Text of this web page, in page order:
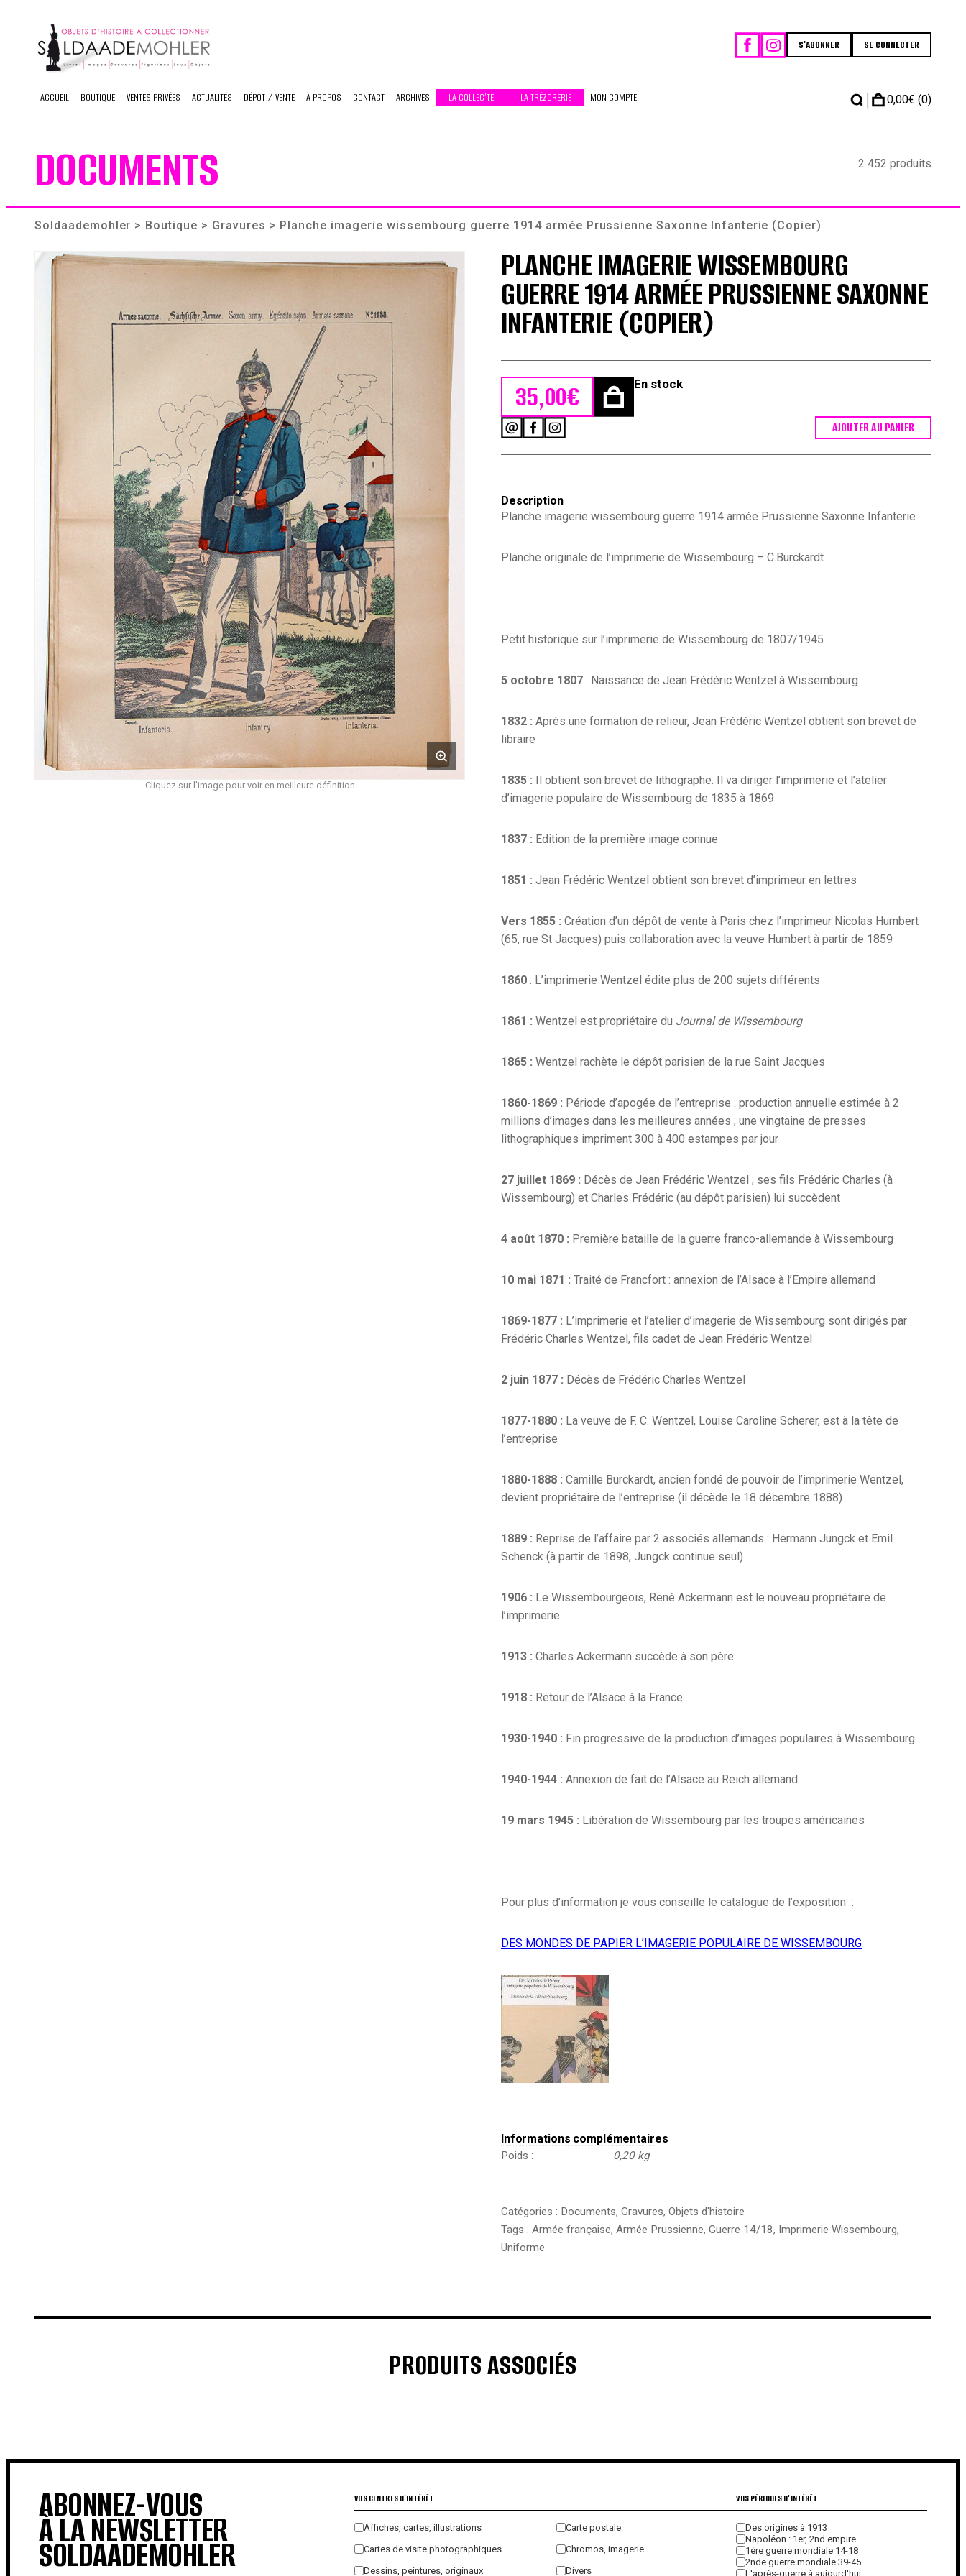
content
S'ABONNER SE CONNECTER
ACCUEIL BOUTIQUE VENTES PRIVÉES ACTUALITÉS DÉPÔT / VENTE À PROPOS CONTACT ARCHIVES LA COLLEC’TE LA TRÉZORERIE MON COMPTE | 0,00€ (0)
DOCUMENTS 2 452 produits
Soldaademohler > Boutique > Gravures > Planche imagerie wissembourg guerre 1914 armée Prussienne Saxonne Infanterie (Copier)
Cliquez sur l'image pour voir en meilleure définition
PLANCHE IMAGERIE WISSEMBOURG
GUERRE 1914 ARMÉE PRUSSIENNE SAXONNE
INFANTERIE (COPIER)
35,00€ En stock
1914
Saxonne
AJOUTER AU PANIER
Description
Planche imagerie wissembourg guerre 1914 armée Prussienne Saxonne Infanterie
Planche originale de l’imprimerie de Wissembourg – C.Burckardt
Petit historique sur l’imprimerie de Wissembourg de 1807/1945
5 octobre 1807: Naissance de Jean Frédéric Wentzel à Wissembourg
1832 : Après une formation de relieur, Jean Frédéric Wentzel obtient son brevet de
libraire
1835 : Il obtient son brevet de lithographe. Il va diriger l’imprimerie et l’atelier
d’imagerie populaire de Wissembourg de 1835 à 1869
1837 : Edition de la première image connue
1851 : Jean Frédéric Wentzel obtient son brevet d’imprimeur en lettres
Vers 1855 : Création d’un dépôt de vente à Paris chez l’imprimeur Nicolas Humbert
(65, rue St Jacques) puis collaboration avec la veuve Humbert à partir de 1859
1860: L’imprimerie Wentzel édite plus de 200 sujets différents
1861 : Wentzel est propriétaire du Journal de Wissembourg
1865 : Wentzel rachète le dépôt parisien de la rue Saint Jacques
1860-1869 : Période d’apogée de l’entreprise : production annuelle estimée à 2
millions d’images dans les meilleures années ; une vingtaine de presses
lithographiques impriment 300 à 400 estampes par jour
27 juillet 1869 : Décès de Jean Frédéric Wentzel ; ses fils Frédéric Charles (à
Wissembourg) et Charles Frédéric (au dépôt parisien) lui succèdent
4 août 1870 : Première bataille de la guerre franco-allemande à Wissembourg
10 mai 1871 : Traité de Francfort : annexion de l’Alsace à l’Empire allemand
1869-1877 : L’imprimerie et l’atelier d’imagerie de Wissembourg sont dirigés par
Frédéric Charles Wentzel, fils cadet de Jean Frédéric Wentzel
2 juin 1877 : Décès de Frédéric Charles Wentzel
1877-1880 : La veuve de F. C. Wentzel, Louise Caroline Scherer, est à la tête de
l’entreprise
1880-1888 : Camille Burckardt, ancien fondé de pouvoir de l’imprimerie Wentzel,
devient propriétaire de l’entreprise (il décède le 18 décembre 1888)
1889 : Reprise de l’affaire par 2 associés allemands : Hermann Jungck et Emil
Schenck (à partir de 1898, Jungck continue seul)
1906 : Le Wissembourgeois, René Ackermann est le nouveau propriétaire de
l’imprimerie
1913 : Charles Ackermann succède à son père
1918 : Retour de l’Alsace à la France
1930-1940 : Fin progressive de la production d’images populaires à Wissembourg
1940-1944 : Annexion de fait de l’Alsace au Reich allemand
19 mars 1945 : Libération de Wissembourg par les troupes américaines
Pour plus d’information je vous conseille le catalogue de l’exposition :
DES MONDES DE PAPIER L’IMAGERIE POPULAIRE DE WISSEMBOURG
Informations complémentaires
Poids 0,20 kg
Catégories : Documents, Gravures, Objets d'histoire
Tags : Armée française, Armée Prussienne, Guerre 14/18, Imprimerie Wissembourg,
Uniforme
PRODUITS ASSOCIÉS
€
ABONNEZ-VOUS
À LA NEWSLETTER
SOLDAADEMOHLER
VOS CENTRES D'INTÉRÊT
Affiches, cartes, illustrations
Carte postale
Cartes de visite photographiques
Chromos, imagerie
Dessins, peintures, originaux
Divers
VOS PÉRIODES D'INTÉRÊT
Des origines à 1913
Napoléon : 1er, 2nd empire
1ère guerre mondiale 14-18
2nde guerre mondiale 39-45
L'après-guerre à aujourd'hui